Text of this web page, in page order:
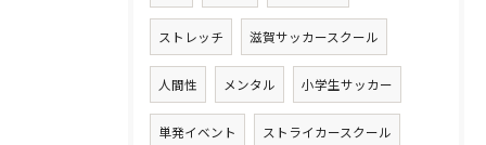
ストレッチ 滋賀サッカースクール
人間性 メンタル 小学生サッカー
単発イベント ストライカースクール